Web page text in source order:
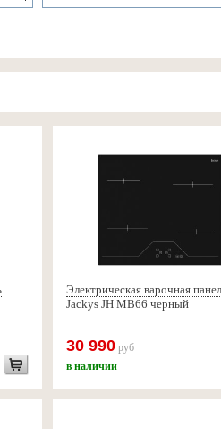
Электрическая варочная
Jackys JH MB66 черный
30 990 руб
в наличии